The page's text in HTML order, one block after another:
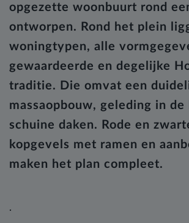
opgezette woonbuurt rond
ontworpen. Rond het plein
woningtypen, alle
gewaardeerde en degelijke
traditie. Die omvat een
massaopbouw, geleding in de
schuine daken. Rode en
kopgevels met ramen en
maken het plan compleet.
.